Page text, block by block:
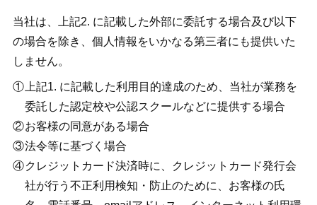
当社は、上記2. に記載した外部に委託する場合及び以下
の場合を除き、個人情報をいかなる第三者にも提供いた
しません。
上記1. に記載した利用目的達成のため、当社が業務を
委託した認定校や公認スクールなどに提供する場合
お客様の同意がある場合
法令等に基づく場合
クレジットカード決済時に、クレジットカード発行会
社が行う不正利用検知・防止のために、お客様の氏